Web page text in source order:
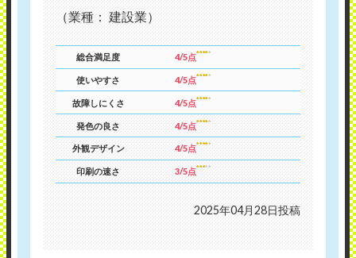
（業種： 建設業）
総合満足度 4/5点
使いやすさ 4/5点
故障しにくさ 4/5点
発色の良さ 4/5点
外観デザイン 4/5点
印刷の速さ 3/5点
2025年04月28日投稿